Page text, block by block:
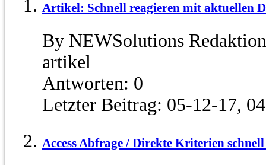
Artikel: Schnell reagieren mit aktuellen
By NEWSolutions
artikel
Antworten: 0
Letzter Beitrag: 05-12-17,
Access Abfrage / Direkte Kriterien